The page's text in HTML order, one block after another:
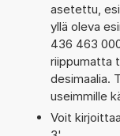
asetettu,
yllä oleva
436 463
riippumatta
desimaalia.
useimmille
Voit